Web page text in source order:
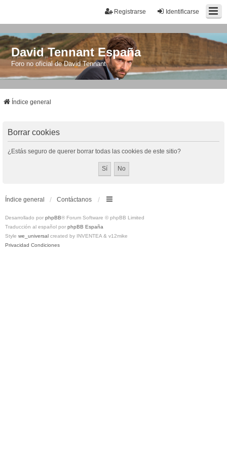
Identificarse
Registrarse
David Tennant España
Foro no oficial de David Tennant
Índice general
Borrar cookies
¿Estás seguro de querer borrar todas las cookies de este sitio?
Índice general Contáctanos
Desarrollado por phpBB® Forum Software © phpBB Limited
Traducción al español por phpBB España
Style we_universal created by INVENTEA & v12mike
Privacidad Condiciones